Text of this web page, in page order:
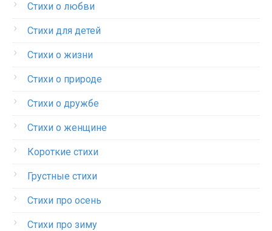
Стихи о любви
Стихи для детей
Стихи о жизни
Стихи о природе
Стихи о дружбе
Стихи о женщине
Короткие стихи
Грустные стихи
Стихи про осень
Стихи про зиму